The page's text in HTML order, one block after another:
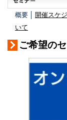
概要 │ 開催スケ
いて
ご希望の